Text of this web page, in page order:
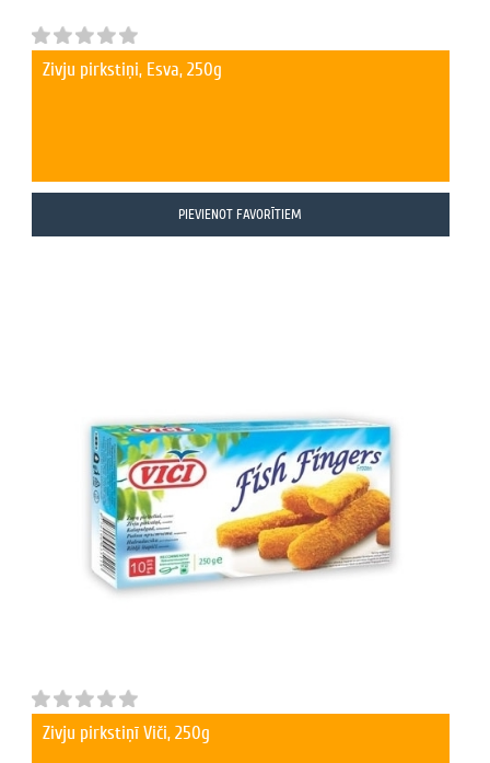
Zivju pirkstiņi, Esva, 250g
PIEVIENOT FAVORĪTIEM
Zivju pirkstiņī Viči, 250g